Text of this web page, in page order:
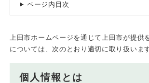
ページ内目次
上田市ホームページを通じて上田市が提供
については、次のとおり適切に取り扱います
個人情報とは